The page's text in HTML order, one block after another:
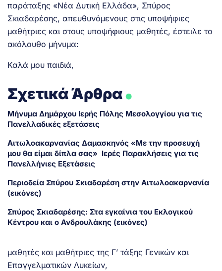
παράταξης «Νέα Δυτική Ελλάδα», Σπύρος
Σκιαδαρέσης, απευθυνόμενους στις υποψήφιες
μαθήτριες και στους υποψήφιους μαθητές, έστειλε το
ακόλουθο μήνυμα:
Καλά μου παιδιά,
Σχετικά Άρθρα.
Μήνυμα Δημάρχου Ιερής Πόλης Μεσολογγίου για τις
Πανελλαδικές εξετάσεις
Αιτωλοακαρνανίας Δαμασκηνός «Με την προσευχή
μου θα είμαι δίπλα σας» Ιερές Παρακλήσεις για τις
Πανελλήνιες Εξετάσεις
Περιοδεία Σπύρου Σκιαδαρέση στην Αιτωλοακαρνανία
(εικόνες)
Σπύρος Σκιαδαρέσης: Στα εγκαίνια του Εκλογικού
Κέντρου και ο Ανδρουλάκης (εικόνες)
μαθητές και μαθήτριες της Γ’ τάξης Γενικών και
Επαγγελματικών Λυκείων,